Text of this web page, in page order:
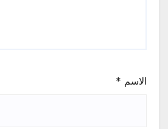
الاسم *